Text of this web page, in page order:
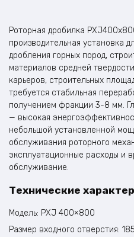
Роторная дробилка
производительная установка
дробления горных пород,
материалов средней
карьеров, строительных
требуется стабильная
получением фракции 3-8 мм.
— высокая
небольшой установленной
обслуживания роторного
эксплуатационные расходы и
обслуживание.
Технические
Модель: PXJ 400×800
Размер входного отверстия: